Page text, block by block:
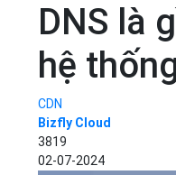
DNS là
hệ
CDN
Bizfly Cloud
3819
02-07-2024